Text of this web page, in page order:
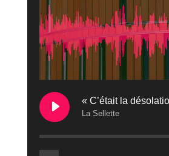
La Sellette